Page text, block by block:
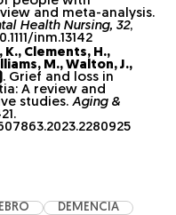
and meta-analysis.
Health Nursing, 32,
inm.13142
Clements, H.,
M., Walton, J.,
. Grief and loss in
A review and
studies. Aging &
DEMENCIA